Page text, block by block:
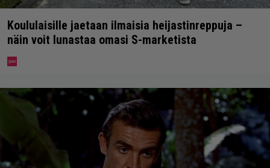
Koululaisille jaetaan ilmaisia heijastinreppuja –
näin voit lunastaa omasi S-marketista